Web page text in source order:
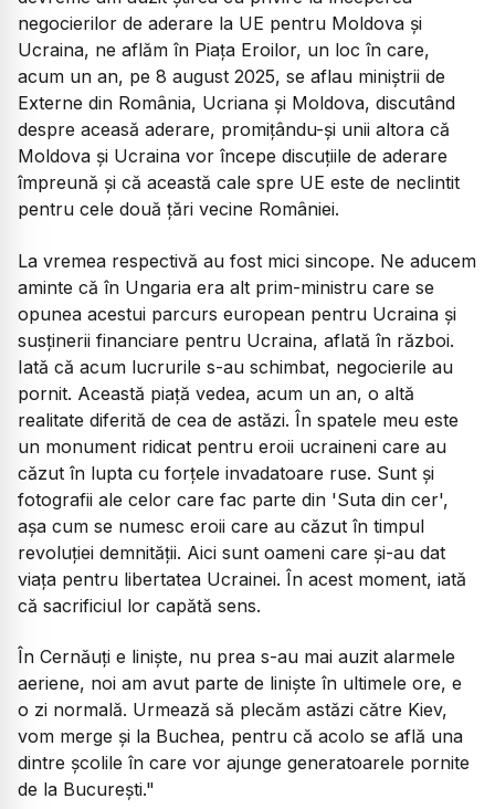
negocierilor de aderare la UE pentru Moldova și
Ucraina, ne aflăm în Piața Eroilor, un loc în care,
acum un an, pe 8 august 2025, se aflau miniștrii de
Externe din România, Ucriana și Moldova, discutând
despre aceasă aderare, promițându-și unii altora că
Moldova și Ucraina vor începe discuțiile de aderare
împreună și că această cale spre UE este de neclintit
pentru cele două țări vecine României.
La vremea respectivă au fost mici sincope. Ne aducem
aminte că în Ungaria era alt prim-ministru care se
opunea acestui parcurs european pentru Ucraina și
susținerii financiare pentru Ucraina, aflată în război.
Iată că acum lucrurile s-au schimbat, negocierile au
pornit. Această piață vedea, acum un an, o altă
realitate diferită de cea de astăzi. În spatele meu este
un monument ridicat pentru eroii ucraineni care au
căzut în lupta cu forțele invadatoare ruse. Sunt și
fotografii ale celor care fac parte din 'Suta din cer',
așa cum se numesc eroii care au căzut în timpul
revoluției demnității. Aici sunt oameni care și-au dat
viața pentru libertatea Ucrainei. În acest moment, iată
că sacrificiul lor capătă sens.
În Cernăuți e liniște, nu prea s-au mai auzit alarmele
aeriene, noi am avut parte de liniște în ultimele ore, e
o zi normală. Urmează să plecăm astăzi către Kiev,
vom merge și la Buchea, pentru că acolo se află una
dintre școlile în care vor ajunge generatoarele pornite
de la București."